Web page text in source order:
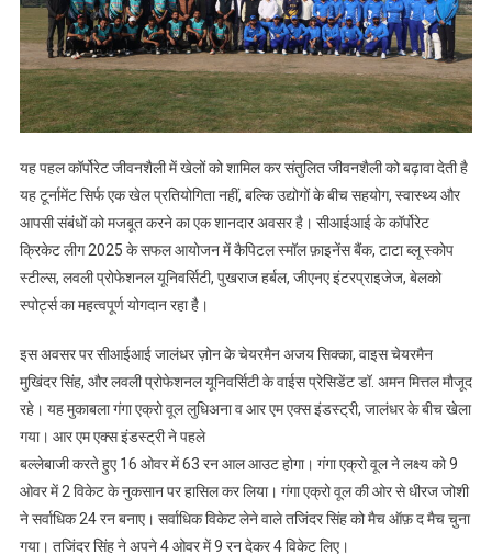
यह पहल कॉर्पोरेट जीवनशैली में खेलों को शामिल कर संतुलित जीवनशैली को बढ़ावा देती है
यह टूर्नामेंट सिर्फ एक खेल प्रतियोगिता नहीं, बल्कि उद्योगों के बीच सहयोग, स्वास्थ्य और
आपसी संबंधों को मजबूत करने का एक शानदार अवसर है। सीआईआई के कॉर्पोरेट
क्रिकेट लीग 2025 के सफल आयोजन में कैपिटल स्मॉल फ़ाइनेंस बैंक, टाटा ब्लू स्कोप
स्टील्स, लवली प्रोफेशनल यूनिवर्सिटी, पुखराज हर्बल, जीएनए इंटरप्राइजेज, बेलको
स्पोर्ट्स का महत्वपूर्ण योगदान रहा है।
इस अवसर पर सीआईआई जालंधर ज़ोन के चेयरमैन अजय सिक्का, वाइस चेयरमैन
मुखिंदर सिंह, और लवली प्रोफेशनल यूनिवर्सिटी के वाईस प्रेसिडेंट डॉ. अमन मित्तल मौजूद
रहे। यह मुकाबला गंगा एक्रो वूल लुधिअना व आर एम एक्स इंडस्ट्री, जालंधर के बीच खेला
गया। आर एम एक्स इंडस्ट्री ने पहले
बल्लेबाजी करते हुए 16 ओवर में 63 रन आल आउट होगा। गंगा एक्रो वूल ने लक्ष्य को 9
ओवर में 2 विकेट के नुकसान पर हासिल कर लिया। गंगा एक्रो वूल की ओर से धीरज जोशी
ने सर्वाधिक 24 रन बनाए। सर्वाधिक विकेट लेने वाले तजिंदर सिंह को मैच ऑफ़ द मैच चुना
गया। तजिंदर सिंह ने अपने 4 ओवर में 9 रन देकर 4 विकेट लिए।